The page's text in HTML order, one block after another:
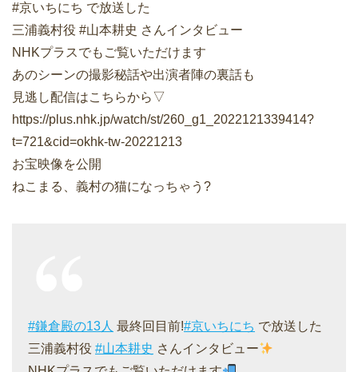
#京いちにち で放送した
三浦義村役 #山本耕史 さんインタビュー
NHKプラスでもご覧いただけます
あのシーンの撮影秘話や出演者陣の裏話も
見逃し配信はこちらから▽
https://plus.nhk.jp/watch/st/260_g1_2022121339414?
t=721&cid=okhk-tw-20221213
お宝映像を公開
ねこまる、義村の猫になっちゃう?
#鎌倉殿の13人 最終回目前!#京いちにち で放送した
三浦義村役 #山本耕史 さんインタビュー